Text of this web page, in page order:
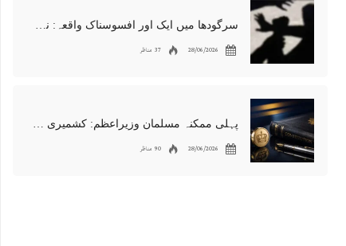
28/06/2026 37 مناظر
28/06/2026 90 مناظر